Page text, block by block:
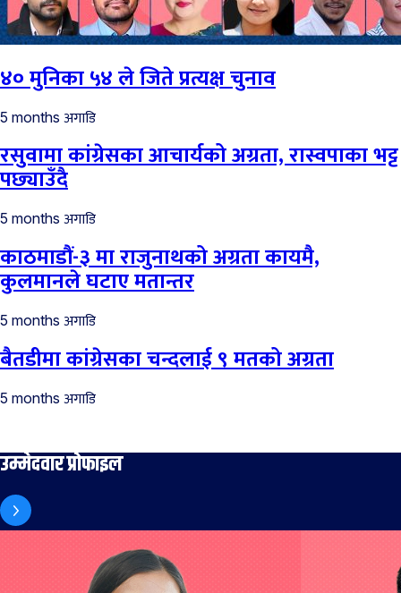
४० मुनिका ५४ ले जिते प्रत्यक्ष चुनाव
5 months अगाडि
रसुवामा कांग्रेसका आचार्यको अग्रता, रास्वपाका भट्ट
पछ्याउँदै
5 months अगाडि
काठमाडौं-३ मा राजुनाथको अग्रता कायमै,
कुलमानले घटाए मतान्तर
5 months अगाडि
बैतडीमा कांग्रेसका चन्दलाई ९ मतको अग्रता
5 months अगाडि
उम्मेदवार प्रोफाइल